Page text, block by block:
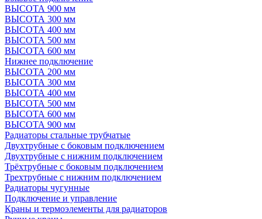
ВЫСОТА 900 мм
ВЫСОТА 300 мм
ВЫСОТА 400 мм
ВЫСОТА 500 мм
ВЫСОТА 600 мм
Нижнее подключение
ВЫСОТА 200 мм
ВЫСОТА 300 мм
ВЫСОТА 400 мм
ВЫСОТА 500 мм
ВЫСОТА 600 мм
ВЫСОТА 900 мм
Радиаторы стальные трубчатые
Двухтрубные с боковым подключением
Двухтрубные с нижним подключением
Трёхтрубные с боковым подключением
Трехтрубные с нижним подключением
Радиаторы чугунные
Подключение и управление
Краны и термоэлементы для радиаторов